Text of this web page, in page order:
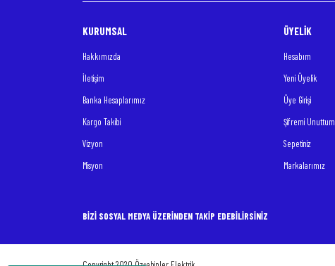
KURUMSAL
Hakkımızda
İletişim
Banka Hesaplarımız
Kargo Takibi
Vizyon
Misyon
ÜYELİK
Hesabım
Yeni Üyelik
Üye Girişi
Şifremi Unuttum
Sepetiniz
Markalarımız
BİZİ SOSYAL MEDYA ÜZERİNDEN TAKİP EDEBİLİRSİNİZ